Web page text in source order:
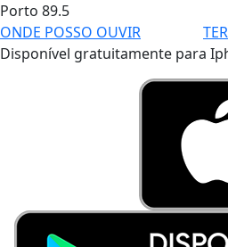
Porto 89.5
ONDE POSSO OUVIR
Disponível gratuitamente para